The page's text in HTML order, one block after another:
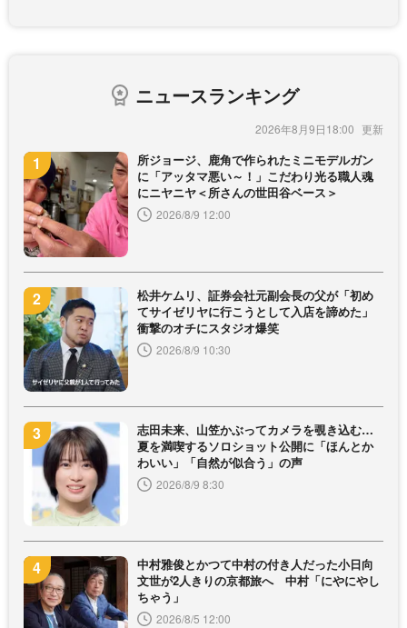
ニュースランキング
2026年8月9日18:00
所ジョージ、鹿角で作られたミニモデルガン
に「アッタマ悪い～！」こだわり光る職人魂
にニヤニヤ＜所さんの世田谷ベース＞
2026/8/9 12:00
松井ケムリ、証券会社元副会長の父が「初め
てサイゼリヤに行こうとして入店を諦めた」
衝撃のオチにスタジオ爆笑
2026/8/9 10:30
志田未来、山笠かぶってカメラを覗き込む…
夏を満喫するソロショット公開に「ほんとか
わいい」「自然が似合う」の声
2026/8/9 8:30
中村雅俊とかつて中村の付き人だった小日向
文世が2人きりの京都旅へ 中村「にやにやし
ちゃう」
2026/8/5 12:00